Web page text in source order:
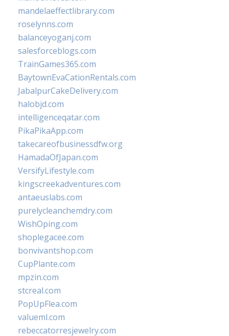
mandelaeffectlibrary.com
roselynns.com
balanceyoganj.com
salesforceblogs.com
TrainGames365.com
BaytownEvaCationRentals.com
JabalpurCakeDelivery.com
halobjd.com
intelligenceqatar.com
PikaPikaApp.com
takecareofbusinessdfw.org
HamadaOfJapan.com
VersifyLifestyle.com
kingscreekadventures.com
antaeuslabs.com
purelycleanchemdry.com
WishOping.com
shoplegacee.com
bonvivantshop.com
CupPlante.com
mpzin.com
stcreal.com
PopUpFlea.com
valueml.com
rebeccatorresjewelry.com